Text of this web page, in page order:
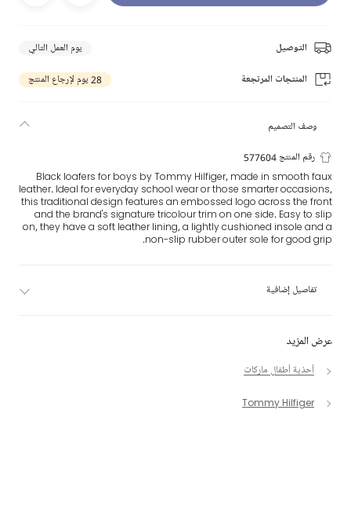
التوصيل يوم العمل التالي
المنتجات المرتجعة 28 يوم لإرجاع المنتج
عرض المزيد
أحذية أطفال ماركات
Tommy Hilfiger
وصف التصميم
رقم المنتج 577604
Black loafers for boys by Tommy Hilfiger, made in smooth faux
leather. Ideal for everyday school wear or those smarter occasions,
this traditional design features an embossed logo across the front
and the brand's signature tricolour trim on one side. Easy to slip
on, they have a soft leather lining, a lightly cushioned insole and a
non-slip rubber outer sole for good grip.
تفاصيل إضافية